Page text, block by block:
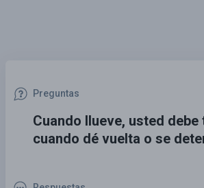
Preguntas
Cuando llueve, usted
cuando dé vuelta o se